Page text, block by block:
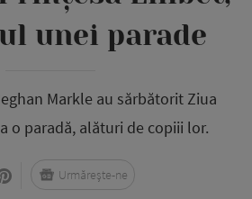
unei parade
Markle au sărbătorit Ziua
o paradă, alături de copiii lor.
Urmărește-ne